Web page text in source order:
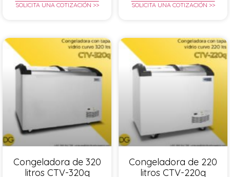
SOLICITA UNA COTIZACIÓN >> SOLICITA UNA COTIZACIÓN >>
Congeladora de 320
litros CTV-320q
Congeladora de 220
litros CTV-220q